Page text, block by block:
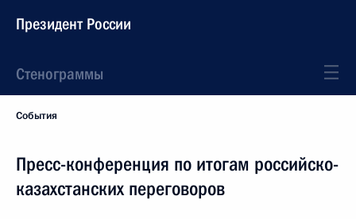
Президент России
Стенограммы
События
Пресс-конференция по итогам российско-
казахстанских переговоров